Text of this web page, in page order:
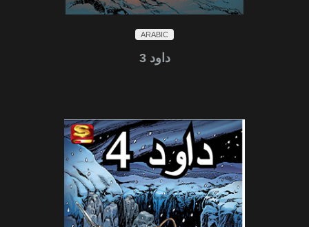
ARABIC
داود 3